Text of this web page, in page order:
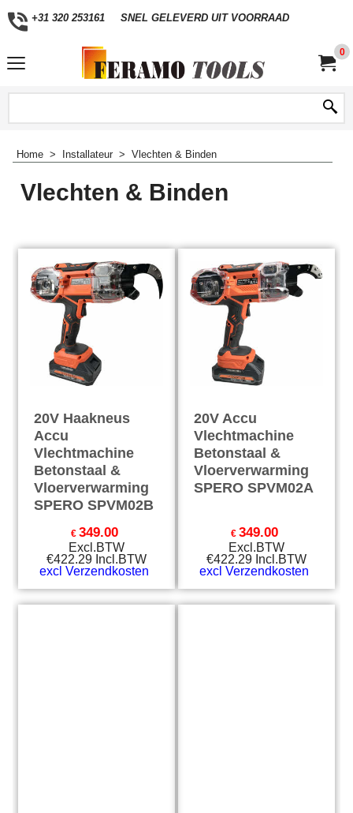
+31 320 253161 SNEL GELEVERD UIT VOORRAAD
0
Home > Installateur > Vlechten & Binden
Vlechten & Binden
20V Haakneus
Accu
Vlechtmachine
Betonstaal &
Vloerverwarming
SPERO SPVM02B
€ 349.00
Excl.BTW
€422.29 Incl.BTW
excl Verzendkosten
20V Accu
Vlechtmachine
Betonstaal &
Vloerverwarming
SPERO SPVM02A
€ 349.00
Excl.BTW
€422.29 Incl.BTW
excl Verzendkosten